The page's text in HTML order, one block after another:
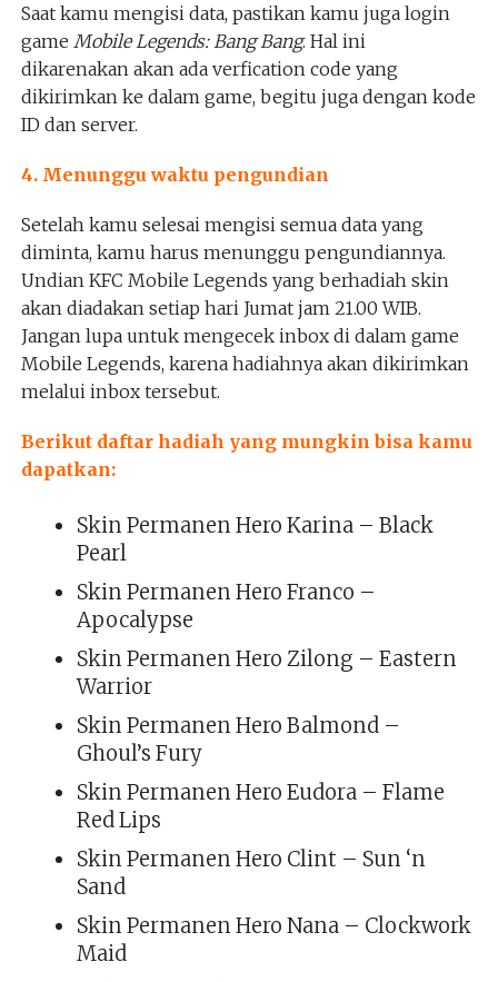
Saat kamu mengisi data, pastikan kamu juga login
game Mobile Legends: Bang Bang. Hal ini
dikarenakan akan ada verfication code yang
dikirimkan ke dalam game, begitu juga dengan kode
ID dan server.
4. Menunggu waktu pengundian
Setelah kamu selesai mengisi semua data yang
diminta, kamu harus menunggu pengundiannya.
Undian KFC Mobile Legends yang berhadiah skin
akan diadakan setiap hari Jumat jam 21.00 WIB.
Jangan lupa untuk mengecek inbox di dalam game
Mobile Legends, karena hadiahnya akan dikirimkan
melalui inbox tersebut.
Berikut daftar hadiah yang mungkin bisa kamu
dapatkan:
Skin Permanen Hero Karina – Black
Pearl
Skin Permanen Hero Franco –
Apocalypse
Skin Permanen Hero Zilong – Eastern
Warrior
Skin Permanen Hero Balmond –
Ghoul’s Fury
Skin Permanen Hero Eudora – Flame
Red Lips
Skin Permanen Hero Clint – Sun ‘n
Sand
Skin Permanen Hero Nana – Clockwork
Maid